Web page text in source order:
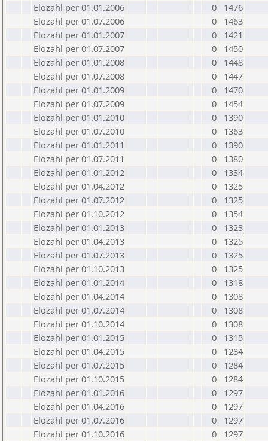
Elozahl per 01.01.2006
0
1476
Elozahl per 01.07.2006
0
1463
Elozahl per 01.01.2007
0
1421
Elozahl per 01.07.2007
0
1450
Elozahl per 01.01.2008
0
1448
Elozahl per 01.07.2008
0
1447
Elozahl per 01.01.2009
0
1470
Elozahl per 01.07.2009
0
1454
Elozahl per 01.01.2010
0
1390
Elozahl per 01.07.2010
0
1363
Elozahl per 01.01.2011
0
1390
Elozahl per 01.07.2011
0
1380
Elozahl per 01.01.2012
0
1334
Elozahl per 01.04.2012
0
1325
Elozahl per 01.07.2012
0
1325
Elozahl per 01.10.2012
0
1354
Elozahl per 01.01.2013
0
1323
Elozahl per 01.04.2013
0
1325
Elozahl per 01.07.2013
0
1325
Elozahl per 01.10.2013
0
1325
Elozahl per 01.01.2014
0
1318
Elozahl per 01.04.2014
0
1308
Elozahl per 01.07.2014
0
1308
Elozahl per 01.10.2014
0
1308
Elozahl per 01.01.2015
0
1315
Elozahl per 01.04.2015
0
1284
Elozahl per 01.07.2015
0
1284
Elozahl per 01.10.2015
0
1284
Elozahl per 01.01.2016
0
1297
Elozahl per 01.04.2016
0
1297
Elozahl per 01.07.2016
0
1297
Elozahl per 01.10.2016
0
1297